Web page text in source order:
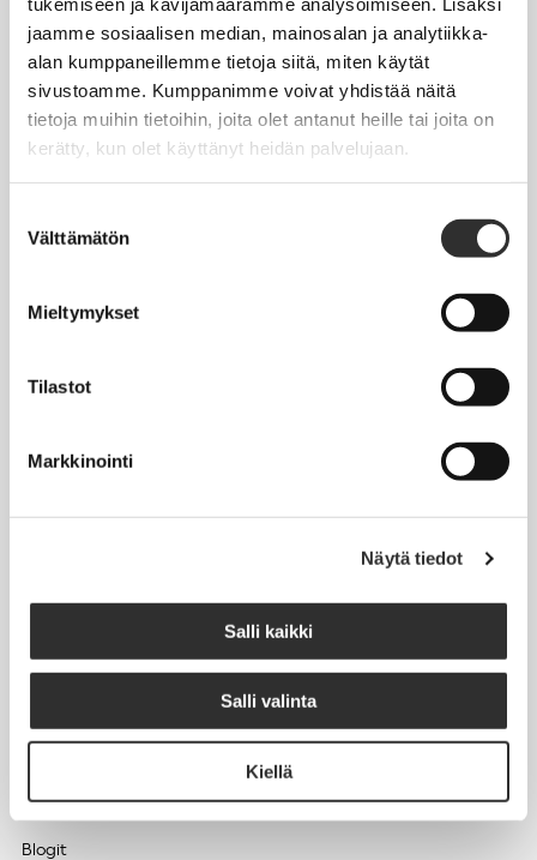
jaamme sosiaalisen median, mainosalan ja analytiikka-
alan kumppaneillemme tietoja siitä, miten käytät
sivustoamme. Kumppanimme voivat yhdistää näitä
tietoja muihin tietoihin, joita olet antanut heille tai joita on
kerätty, kun olet käyttänyt heidän palvelujaan.
valinta
Välttämätön
Mieltymykset
Tilastot
Markkinointi
Näytä tiedot
Salli kaikki
Salli valinta
Kiellä
AKI-liitot
Rautatieläisenkatu 6,
00520 Helsinki
puh. (09) 4270 1503
toimisto@akiliitot.fi
Seuraa meitä somessa:
Henkilöjäsenyys
Uutiset
Blogit